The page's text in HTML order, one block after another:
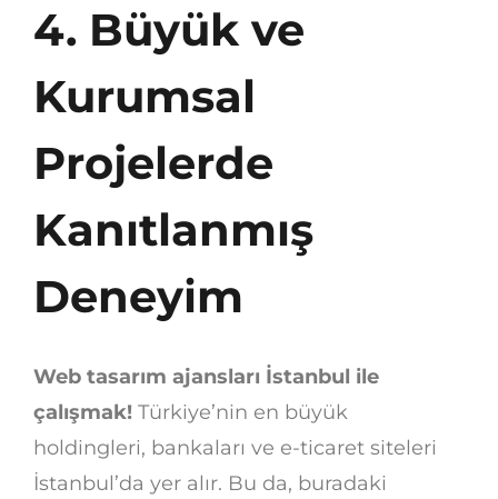
4. Büyük ve
Kurumsal
Projelerde
Kanıtlanmış
Deneyim
Web tasarım ajansları İstanbul ile
çalışmak! Türkiye’nin en büyük
holdingleri, bankaları ve e-ticaret siteleri
İstanbul’da yer alır. Bu da, buradaki